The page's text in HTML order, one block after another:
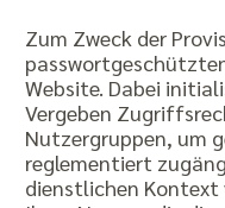
Zum Zweck der
Website. Dabei
Vergeben
Nutzergruppen, um
reglementiert
dienstlichen Kontext